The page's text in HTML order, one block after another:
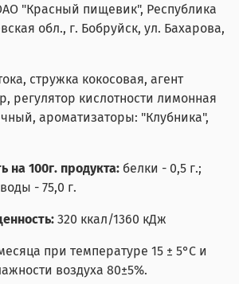
"Красный пищевик", Республика
обл., г. Бобруйск, ул. Бахарова,
стружка кокосовая, агент
регулятор кислотности лимонная
ароматизаторы: "Клубника",
на 100г. продукта: белки - 0,5 г.;
- 75,0 г.
320 ккал/1360 кДж
при температуре 15 ± 5°С и
воздуха 80±5%.